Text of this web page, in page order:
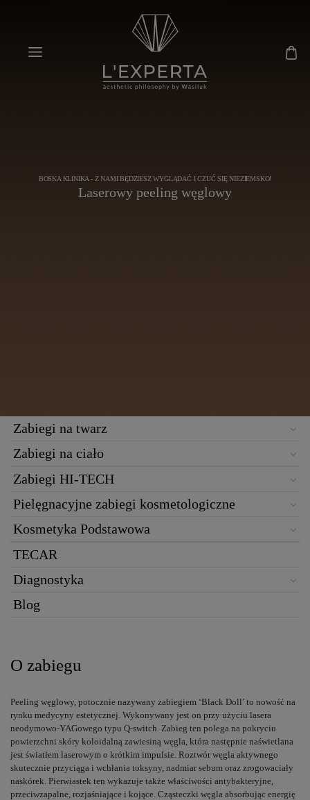
BOSKA KLINIKA - Z NAMI BĘDZIESZ WYGLĄDAĆ I CZUĆ SIĘ NIEZIEMSKO!
Laserowy peeling węglowy
Zabiegi na twarz
Zabiegi na ciało
Zabiegi HI-TECH
Pielęgnacyjne zabiegi kosmetologiczne
Kosmetyka Podstawowa
TECAR
Diagnostyka
Blog
O zabiegu
Peeling węglowy, potocznie nazywany zabiegiem ‘Black Doll’ to nowość na
rynku medycyny estetycznej. Wykonywany jest on przy użyciu lasera
neodymowo-YAGowego typu Q-switch. Zabieg ten polega na pokryciu
powierzchni skóry koloidalną zawiesiną węgla, która następnie naświetlana
jest światłem laserowym o krótkim impulsie. Roztwór węgla aktywnego
skutecznie przyciąga i wchłania toksyny, nadmiar sebum oraz zrogowaciały
naskórek. Pierwiastek ten wykazuje także właściwości antybakteryjne,
przeciwzapalne, rozjaśniające i kojące. Cząsteczki węgla absorbując energię